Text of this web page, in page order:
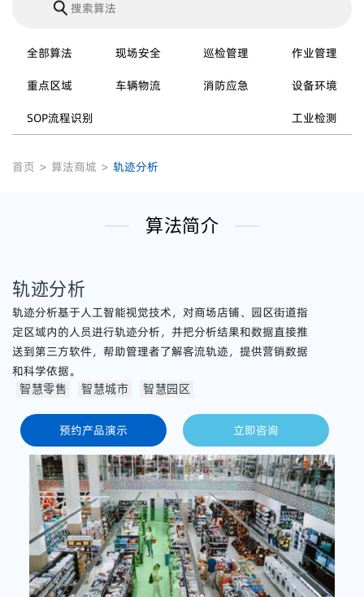
全部算法 现场安全 巡检管理
作业管理
重点区域
车辆物流 消防应急
设备环境
SOP流程识别
工业检测
首页 > 算法商城 > 轨迹分析
算法简介
轨迹分析
轨迹分析基于人工智能视觉技术，对商场店铺、园区街道指
定区域内的人员进行轨迹分析，并把分析结果和数据直接推
送到第三方软件，帮助管理者了解客流轨迹，提供营销数据
和科学依据。
智慧零售 智慧城市 智慧园区
预约产品演示 立即咨询